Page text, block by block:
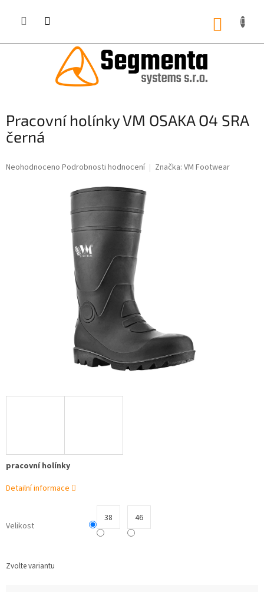
Pracovní holínky VM OSAKA O4 SRA
černá
Průměrné
Neohodnoceno Podrobnosti hodnocení Značka: VM Footwear
Velikost
38 46
pracovní holínky
Detailní informace
Zvolte variantu